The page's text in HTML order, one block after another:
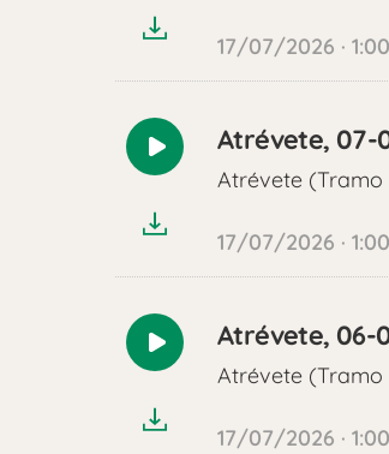
17/07/2026 ·
Reproducir
Atrévete, 07-
Atrévete (Tramo
17/07/2026 ·
Reproducir
Atrévete, 06-
Atrévete (Tramo
17/07/2026 ·